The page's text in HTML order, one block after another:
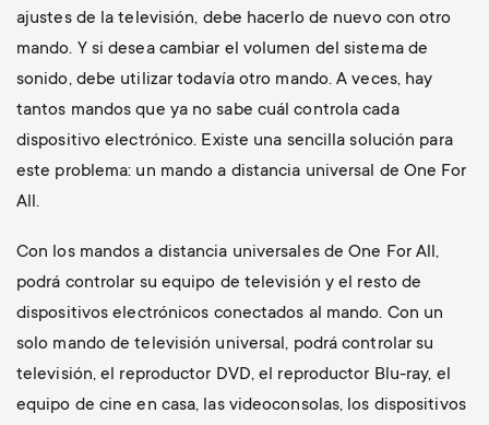
ajustes de la televisión, debe hacerlo de nuevo con otro
mando. Y si desea cambiar el volumen del sistema de
sonido, debe utilizar todavía otro mando. A veces, hay
tantos mandos que ya no sabe cuál controla cada
dispositivo electrónico. Existe una sencilla solución para
este problema: un mando a distancia universal de One For
All.
Con los mandos a distancia universales de One For All,
podrá controlar su equipo de televisión y el resto de
dispositivos electrónicos conectados al mando. Con un
solo mando de televisión universal, podrá controlar su
televisión, el reproductor DVD, el reproductor Blu-ray, el
equipo de cine en casa, las videoconsolas, los dispositivos